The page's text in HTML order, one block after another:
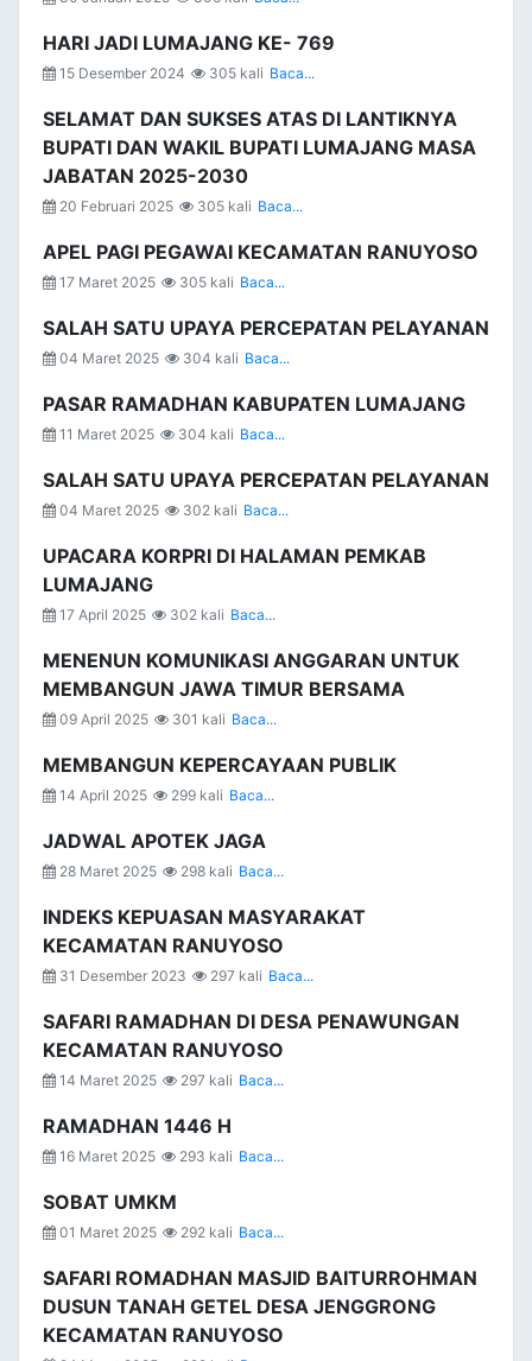
HARI JADI LUMAJANG KE- 769
15 Desember 2024 305 kali Baca...
SELAMAT DAN SUKSES ATAS DI LANTIKNYA
BUPATI DAN WAKIL BUPATI LUMAJANG MASA
JABATAN 2025-2030
20 Februari 2025 305 kali Baca...
APEL PAGI PEGAWAI KECAMATAN RANUYOSO
17 Maret 2025 305 kali Baca...
SALAH SATU UPAYA PERCEPATAN PELAYANAN
04 Maret 2025 304 kali Baca...
PASAR RAMADHAN KABUPATEN LUMAJANG
11 Maret 2025 304 kali Baca...
SALAH SATU UPAYA PERCEPATAN PELAYANAN
04 Maret 2025 302 kali Baca...
UPACARA KORPRI DI HALAMAN PEMKAB
LUMAJANG
17 April 2025 302 kali Baca...
MENENUN KOMUNIKASI ANGGARAN UNTUK
MEMBANGUN JAWA TIMUR BERSAMA
09 April 2025 301 kali Baca...
MEMBANGUN KEPERCAYAAN PUBLIK
14 April 2025 299 kali Baca...
JADWAL APOTEK JAGA
28 Maret 2025 298 kali Baca...
INDEKS KEPUASAN MASYARAKAT
KECAMATAN RANUYOSO
31 Desember 2023 297 kali Baca...
SAFARI RAMADHAN DI DESA PENAWUNGAN
KECAMATAN RANUYOSO
14 Maret 2025 297 kali Baca...
RAMADHAN 1446 H
16 Maret 2025 293 kali Baca...
SOBAT UMKM
01 Maret 2025 292 kali Baca...
SAFARI ROMADHAN MASJID BAITURROHMAN
DUSUN TANAH GETEL DESA JENGGRONG
KECAMATAN RANUYOSO